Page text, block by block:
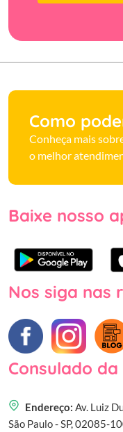
Como
Conheça mais
o melhor
Baixe nosso
Nos siga nas
Consulado da
Endereço: Av. Luiz
São Paulo - SP, 02085-